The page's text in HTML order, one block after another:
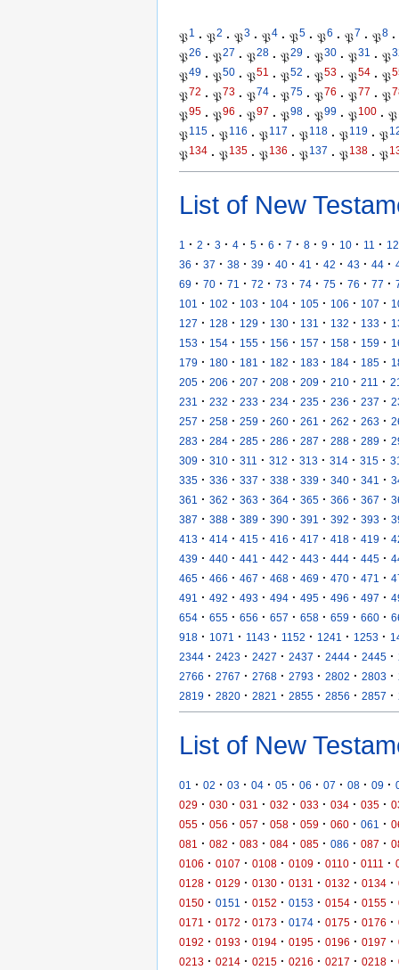
𝔓1 · 𝔓2 · 𝔓3 · 𝔓4 · 𝔓5 · 𝔓6 · 𝔓7 · 𝔓8 ·
𝔓26 · 𝔓27 · 𝔓28 · 𝔓29 · 𝔓30 · 𝔓31 · 𝔓
𝔓49 · 𝔓50 · 𝔓51 · 𝔓52 · 𝔓53 · 𝔓54 · 𝔓
𝔓72 · 𝔓73 · 𝔓74 · 𝔓75 · 𝔓76 · 𝔓77 · 𝔓
𝔓95 · 𝔓96 · 𝔓97 · 𝔓98 · 𝔓99 · 𝔓100 · 𝔓
𝔓115 · 𝔓116 · 𝔓117 · 𝔓118 · 𝔓119 · 𝔓
𝔓134 · 𝔓135 · 𝔓136 · 𝔓137 · 𝔓138 · 𝔓
List of New
1 · 2 · 3 · 4 · 5 · 6 · 7 · 8 · 9 · 10 · 11 · 12
36 · 37 · 38 · 39 · 40 · 41 · 42 · 43 · 44 ·
69 · 70 · 71 · 72 · 73 · 74 · 75 · 76 · 77 ·
101
· 102 · 103 · 104 · 105 · 106 · 107 ·
127 · 128 · 129 · 130 · 131 · 132 · 133 ·
153 · 154 · 155 · 156 · 157 · 158 · 159 ·
179 · 180 · 181 · 182 · 183 · 184 · 185 ·
205 · 206 · 207 · 208 · 209 · 210 · 211 ·
231
· 232 · 233 · 234 · 235 · 236 · 237 ·
257 · 258 · 259 · 260 · 261 · 262 · 263 ·
283 · 284 · 285 · 286 · 287 · 288 · 289 ·
309 · 310 · 311 · 312 · 313 · 314 · 315 ·
335 · 336 · 337 · 338 · 339 · 340 · 341 ·
361
· 362 · 363 · 364 · 365 · 366 · 367 ·
387 · 388 · 389 · 390 · 391 · 392 · 393 ·
413 · 414 · 415 · 416 · 417 · 418 · 419 ·
439 · 440 · 441 · 442 · 443 · 444 · 445 ·
465 · 466 · 467 · 468 · 469 · 470 · 471 ·
491
· 492 · 493 · 494 · 495 · 496 · 497 ·
654 · 655 · 656 · 657 · 658 · 659 · 660 ·
918 · 1071 · 1143 · 1152 · 1241 · 1253 ·
2344 · 2423 · 2427 · 2437 · 2444 · 2445 ·
2766 · 2767 · 2768 · 2793 · 2802 · 2803 ·
2819 · 2820 · 2821 · 2855 · 2856 · 2857 ·
List of New
01 · 02 · 03 · 04 · 05 · 06 · 07 · 08 · 09 ·
029 · 030 · 031 · 032 · 033 · 034 · 035 ·
055 · 056 · 057 · 058 · 059 · 060 · 061 ·
081
· 082 · 083 · 084 · 085 · 086 · 087 ·
0106 · 0107 · 0108 · 0109 · 0110 · 0111 ·
0128 · 0129 · 0130 · 0131 · 0132 · 0134 ·
0150 · 0151 · 0152 · 0153 · 0154 · 0155 ·
0171
· 0172 · 0173 · 0174 · 0175 · 0176 ·
0192 · 0193 · 0194 · 0195 · 0196 · 0197 ·
0213 · 0214 · 0215 · 0216 · 0217 · 0218 ·